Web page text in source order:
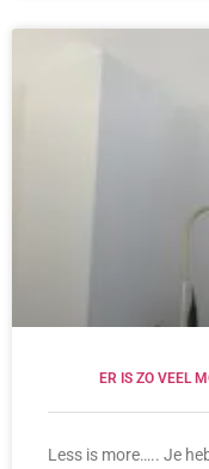
ER IS ZO VEEL
Less is more….. Je